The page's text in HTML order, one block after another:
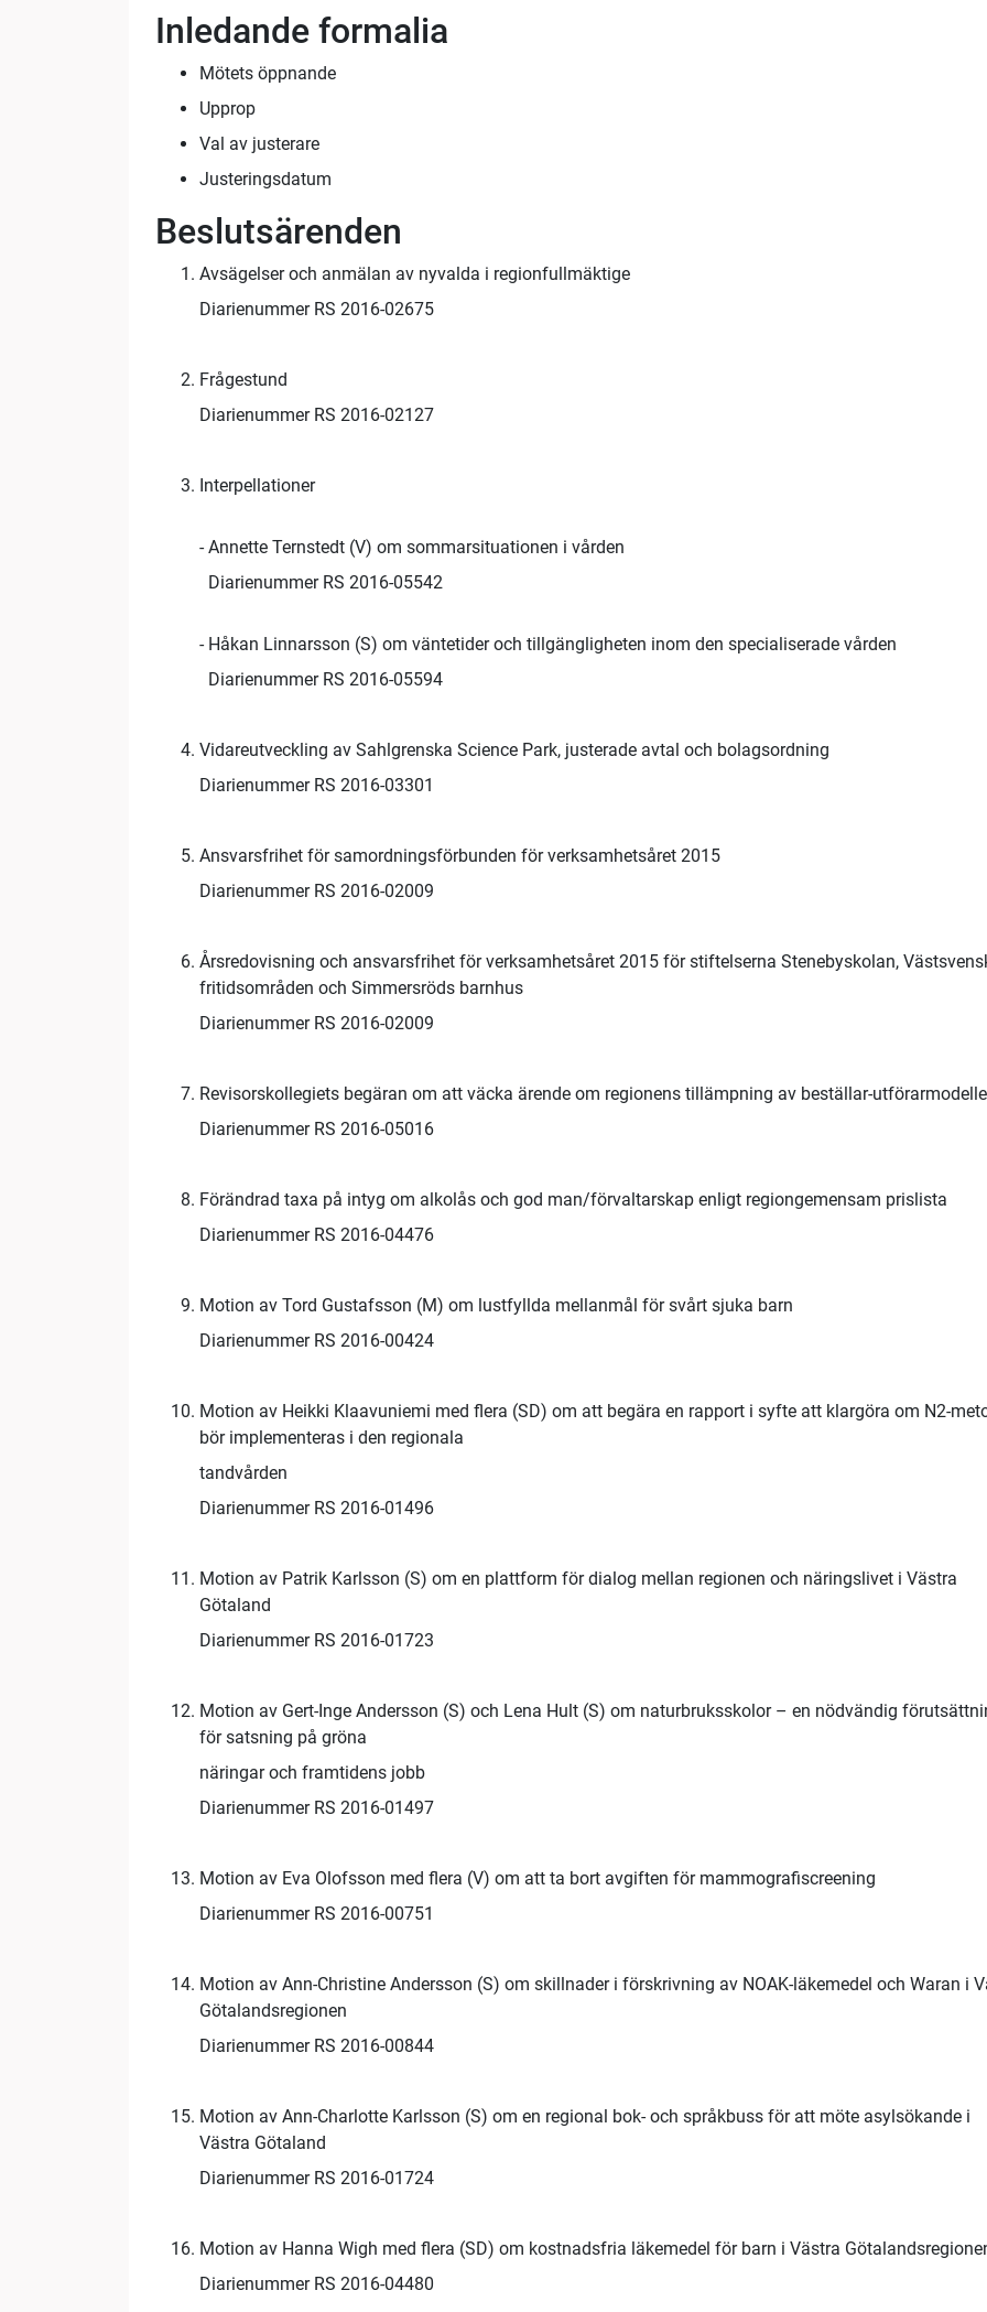
Inledande formalia
Mötets öppnande
Upprop
Val av justerare
Justeringsdatum
Beslutsärenden
Avsägelser och anmälan av nyvalda i regionfullmäktige
Diarienummer RS 2016-02675
Frågestund
Diarienummer RS 2016-02127
Interpellationer
- Annette Ternstedt (V) om sommarsituationen i vården
Diarienummer RS 2016-05542
- Håkan Linnarsson (S) om väntetider och tillgängligheten inom den specialiserade vården
Diarienummer RS 2016-05594
Vidareutveckling av Sahlgrenska Science Park, justerade avtal och bolagsordning
Diarienummer RS 2016-03301
Ansvarsfrihet för samordningsförbunden för verksamhetsåret 2015
Diarienummer RS 2016-02009
Årsredovisning och ansvarsfrihet för verksamhetsåret 2015 för stiftelserna Stenebyskolan,
fritidsområden och Simmersröds barnhus
Diarienummer RS 2016-02009
Revisorskollegiets begäran om att väcka ärende om regionens tillämpning av beställar-
Diarienummer RS 2016-05016
Förändrad taxa på intyg om alkolås och god man/förvaltarskap enligt regiongemensam prislista
Diarienummer RS 2016-04476
Motion av Tord Gustafsson (M) om lustfyllda mellanmål för svårt sjuka barn
Diarienummer RS 2016-00424
Motion av Heikki Klaavuniemi med flera (SD) om att begära en rapport i syfte att klargöra om N2-
bör implementeras i den regionala
tandvården
Diarienummer RS 2016-01496
Motion av Patrik Karlsson (S) om en plattform för dialog mellan regionen och näringslivet i Västra
Götaland
Diarienummer RS 2016-01723
Motion av Gert-Inge Andersson (S) och Lena Hult (S) om naturbruksskolor – en nödvändig
för satsning på gröna
näringar och framtidens jobb
Diarienummer RS 2016-01497
Motion av Eva Olofsson med flera (V) om att ta bort avgiften för mammografiscreening
Diarienummer RS 2016-00751
Motion av Ann-Christine Andersson (S) om skillnader i förskrivning av NOAK-läkemedel och Waran i
Götalandsregionen
Diarienummer RS 2016-00844
Motion av Ann-Charlotte Karlsson (S) om en regional bok- och språkbuss för att möte asylsökande i
Västra Götaland
Diarienummer RS 2016-01724
Motion av Hanna Wigh med flera (SD) om kostnadsfria läkemedel för barn i Västra
Diarienummer RS 2016-04480